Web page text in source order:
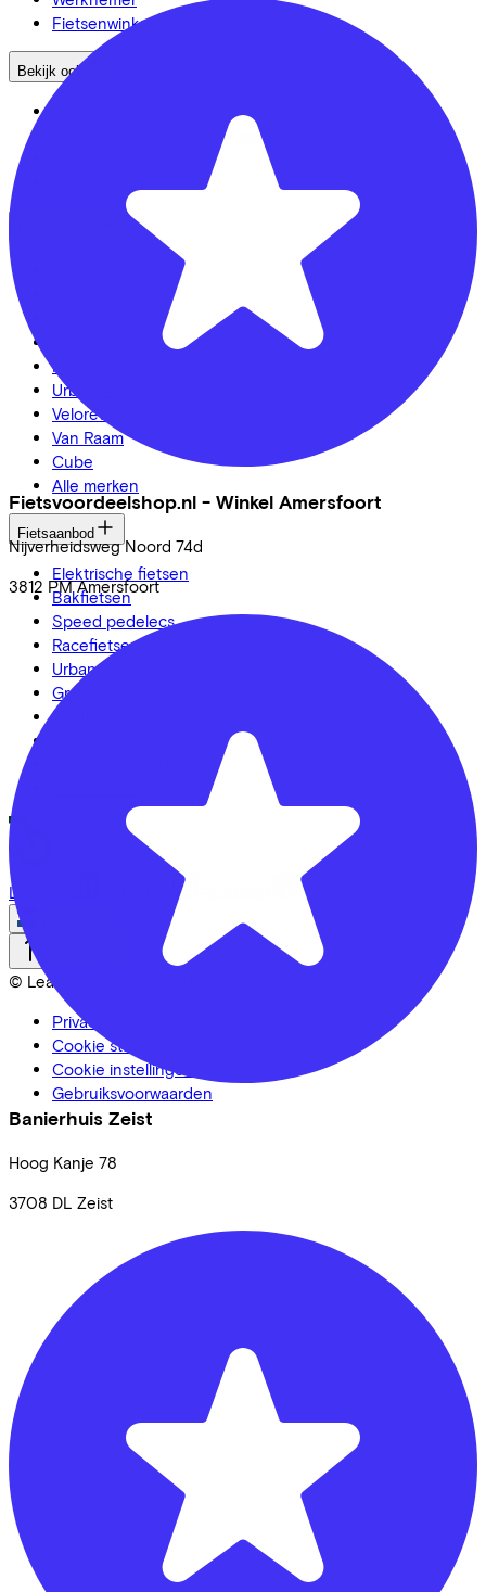
Fietsvoordeelshop.nl - Winkel Amersfoort
Nijverheidsweg Noord 74d
3812 PM Amersfoort
Banierhuis Zeist
Hoog Kanje 78
3708 DL Zeist
Fietsenwinkel
Bekijk ook
Fiets leasen? Bereken je kosten
Kalkhoff
Urban Arrow
Veloretti
Van Raam
Cube
Alle merken
Fietsaanbod
Elektrische fietsen
Bakfietsen
Speed pedelecs
Racefietsen
Urban fietsen
Gravelbikes
Mountainbikes
LinkedIn
© Lease a Bike. All Rights Reserved.
Privacy statement
Cookie statement
Cookie instellingen
Gebruiksvoorwaarden